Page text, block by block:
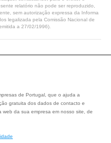
relatório não pode ser reproduzido,
sem autorização expressa da Informa
legalizada pela Comissão Nacional de
a 27/02/1996).
de Portugal, que o ajuda a
gratuita dos dados de contacto e
da sua empresa em nosso site, de